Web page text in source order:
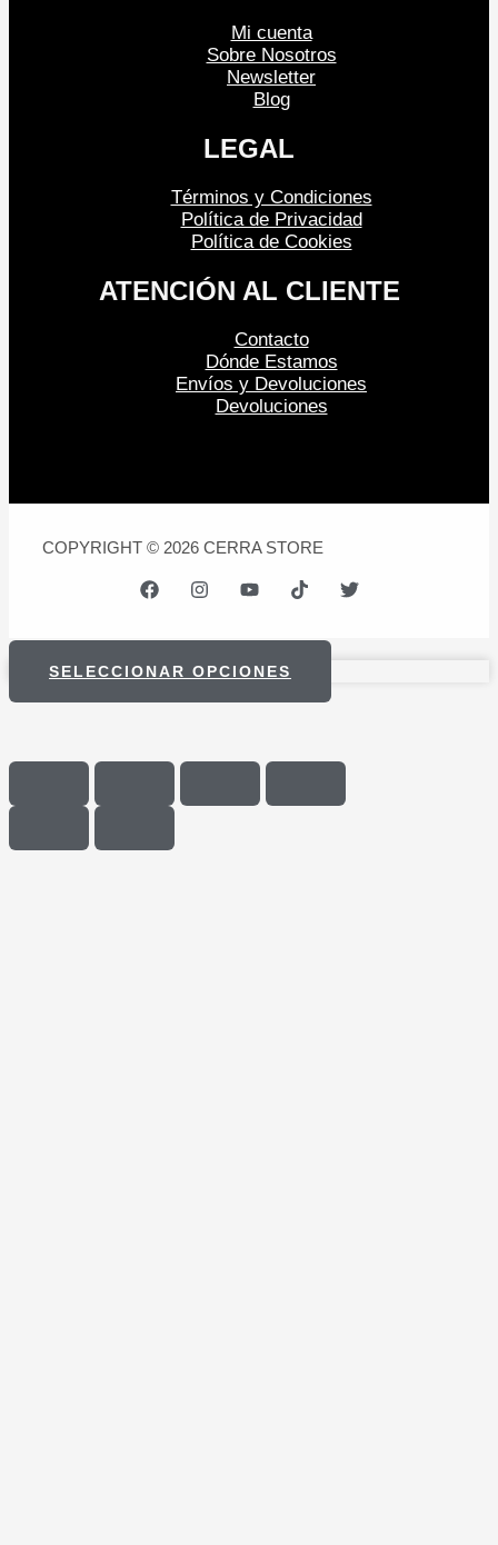
Mi cuenta
Sobre Nosotros
Newsletter
Blog
LEGAL
Términos y Condiciones
Política de Privacidad
Política de Cookies
ATENCIÓN AL CLIENTE
Contacto
Dónde Estamos
Envíos y Devoluciones
Devoluciones
COPYRIGHT © 2026 CERRA STORE
SELECCIONAR OPCIONES